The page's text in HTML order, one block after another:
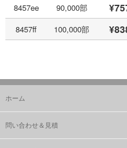
8457ee
90,000部
8457ff
100,000部
ホーム
問い合わせ＆見積